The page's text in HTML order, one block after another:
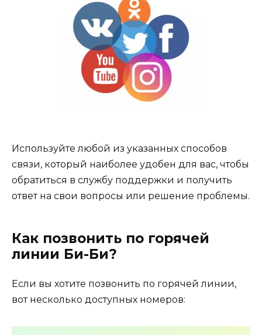
Используйте любой из указанных способов
связи, который наиболее удобен для вас, чтобы
обратиться в службу поддержки и получить
ответ на свои вопросы или решение проблемы.
Как позвонить по горячей
линии Би-Би?
Если вы хотите позвонить по горячей линии,
вот несколько доступных номеров: